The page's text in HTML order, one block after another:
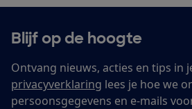
Blijf op de hoogte
Ontvang nieuws, acties en tips in
privacyverklaring lees je hoe we
persoonsgegevens en e-mails